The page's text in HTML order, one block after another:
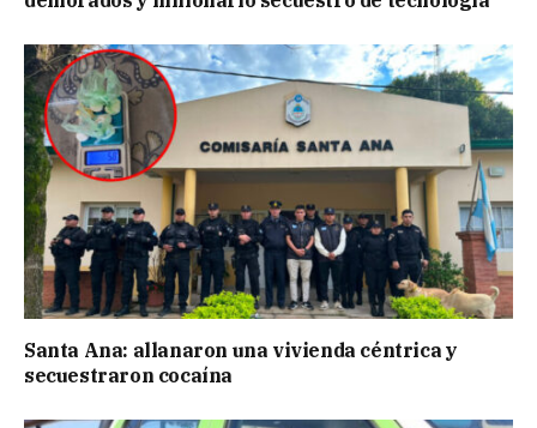
Santa Ana: allanaron una vivienda céntrica y
secuestraron cocaína